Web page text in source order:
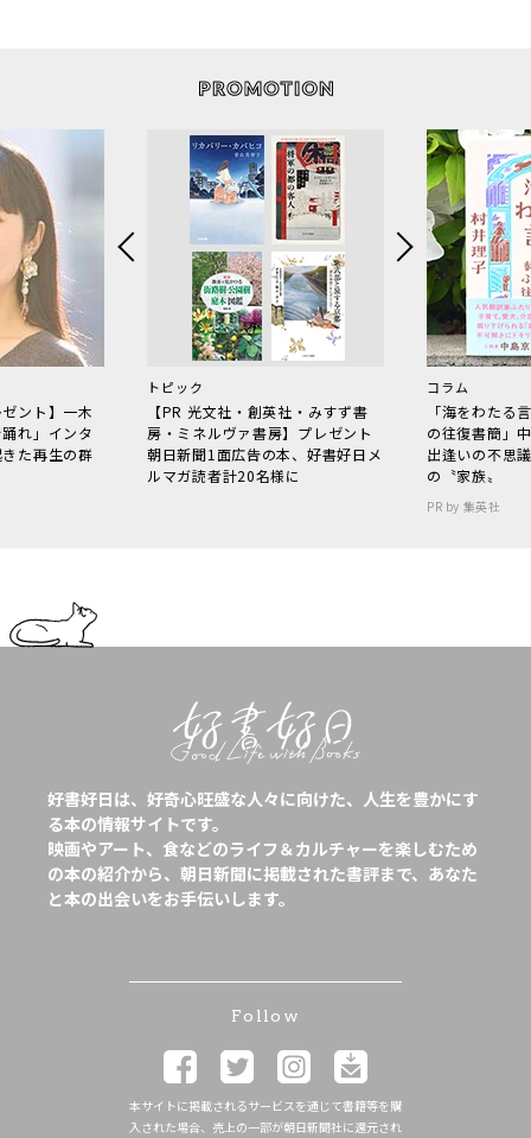
ント】一木
れ」インタ
た再生の群
トピック
【PR 光文社・創英社・みすず書
房・ミネルヴァ書房】プレゼント
朝日新聞1面広告の本、好書好日メ
ルマガ読者計20名様に
コラム
「海をわた
の往復書簡」
出逢いの不思
の〝家族〟
PR by 集英社
好書好日は、好奇心旺盛な人々に向けた、人生を豊かにす
る本の情報サイトです。
映画やアート、食などのライフ＆カルチャーを楽しむため
の本の紹介から、朝日新聞に掲載された書評まで、あなた
と本の出会いをお手伝いします。
Follow
本サイトに掲載されるサービスを通じて書籍等を購
入された場合、売上の一部が朝日新聞社に還元され